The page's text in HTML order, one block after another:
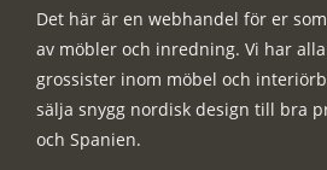
Det här är en webhandel för er
av möbler och inredning. Vi har
grossister inom möbel och
sälja snygg nordisk design till bra
och Spanien.